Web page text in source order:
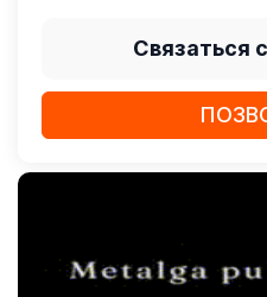
Связаться